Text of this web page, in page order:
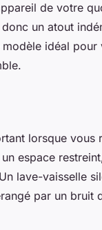
de votre
un atout
idéal pour
lorsque vous
espace
lave-vaisselle
par un bruit